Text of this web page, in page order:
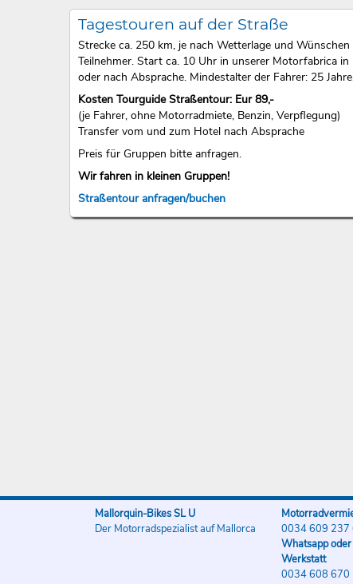
Tagestouren auf der Straße
Strecke ca. 250 km, je nach Wetterlage und Wünschen
Teilnehmer. Start ca. 10 Uhr in unserer Motorfabrica in
oder nach Absprache. Mindestalter der Fahrer: 25
Kosten Tourguide Straßentour: Eur 89,-
(je Fahrer, ohne Motorradmiete, Benzin, Verpflegung)
Transfer vom und zum Hotel nach Absprache
Preis für Gruppen bitte anfragen.
Wir fahren in kleinen Gruppen!
Straßentour anfragen/buchen
Mallorquin-Bikes SL U
Der Motorradspezialist auf Mallorca
0034 609 237
Whatsapp
Werkstatt
0034 608 670